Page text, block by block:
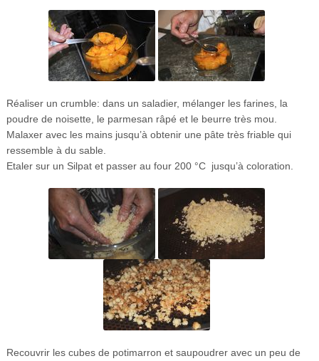
Réaliser un crumble: dans un saladier, mélanger les farines, la
poudre de noisette, le parmesan râpé et le beurre très mou.
Malaxer avec les mains jusqu’à obtenir une pâte très friable qui
ressemble à du sable.
Etaler sur un Silpat et passer au four 200 °C jusqu’à coloration.
Recouvrir les cubes de potimarron et saupoudrer avec un peu de